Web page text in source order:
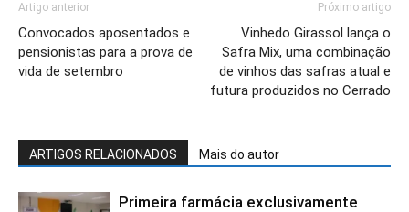
Artigo anterior
Convocados aposentados e
pensionistas para a prova de
vida de setembro
Próximo artigo
Vinhedo Girassol lança o
Safra Mix, uma combinação
de vinhos das safras atual e
futura produzidos no Cerrado
ARTIGOS RELACIONADOS Mais do autor
Primeira farmácia exclusivamente